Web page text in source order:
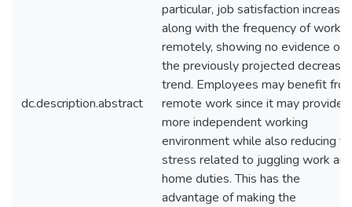
dc.description.abstract
particular, job satisfaction
along with the frequency of
remotely, showing no evidence of
the previously projected
trend. Employees may benefit
remote work since it may provide a
more independent working
environment while also reducing
stress related to juggling work and
home duties. This has the
advantage of making the